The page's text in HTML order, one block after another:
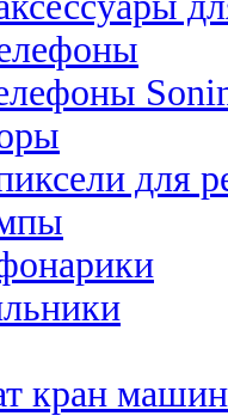
для
кран